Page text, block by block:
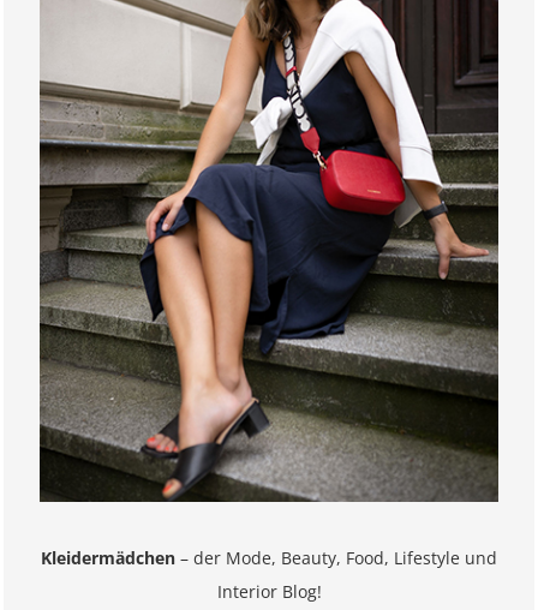
Kleidermädchen – der Mode, Beauty, Food, Lifestyle und
Interior Blog!